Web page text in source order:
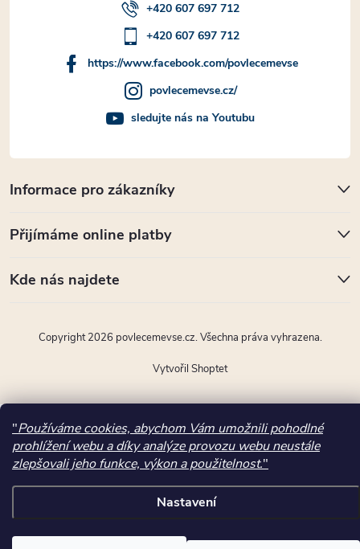
"Používáme cookies, abychom Vám umožnili pohodlné
prohlížení webu a díky analýze provozu webu neustále
zlepšovali jeho funkce, výkon a použitelnost."
Nastavení
Informace pro zákazníky
Přijímáme online platby
Kde nás najdete
+420 607 697 712
+420 607 697 712
https://www.facebook.com/povlecemevse
povlecemevse.cz/
sledujte nás na Youtubu
Vytvořil Shoptet
Copyright 2026 povlecemevse.cz. Všechna práva vyhrazena.
"); ttq.page(); }(window, document, 'ttq'); ttq.track('ViewContent',
\u017eidle 4843
dub","content_id":26312,"content_category":"N\u00e1bytek \/ Pokoj a
j\u00eddelna \/ J\u00eddeln\u00ed
\u017eidle","currency":"CZK","value":1652.0699999999999});